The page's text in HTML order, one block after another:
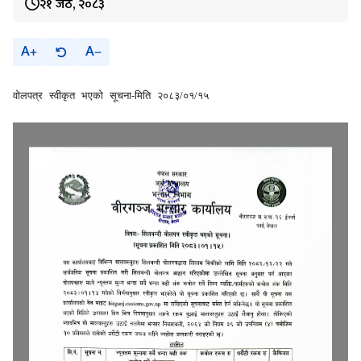
२१ जेठ, २०८३
A A
वोलपत्र स्वीकृत भएको सूचना-मिति २०८३/०१/१५